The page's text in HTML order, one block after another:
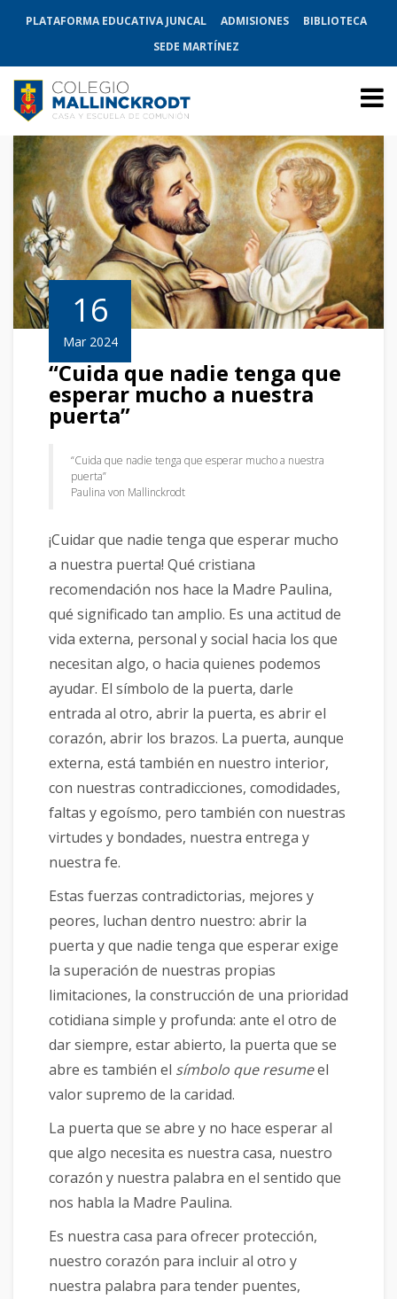
PLATAFORMA EDUCATIVA JUNCAL ADMISIONES
BIBLIOTECA
SEDE MARTÍNEZ
16
Mar 2024
“Cuida que nadie tenga que
esperar mucho a nuestra
puerta”
“Cuida que nadie tenga que esperar mucho a nuestra
puerta”
Paulina von Mallinckrodt
¡Cuidar que nadie tenga que esperar mucho
a nuestra puerta! Qué cristiana
recomendación nos hace la Madre Paulina,
qué significado tan amplio. Es una actitud de
vida externa, personal y social hacia los que
necesitan algo, o hacia quienes podemos
ayudar. El símbolo de la puerta, darle
entrada al otro, abrir la puerta, es abrir el
corazón, abrir los brazos. La puerta, aunque
externa, está también en nuestro interior,
con nuestras contradicciones, comodidades,
faltas y egoísmo, pero también con nuestras
virtudes y bondades, nuestra entrega y
nuestra fe.
Estas fuerzas contradictorias, mejores y
peores, luchan dentro nuestro: abrir la
puerta y que nadie tenga que esperar exige
la superación de nuestras propias
limitaciones, la construcción de una prioridad
cotidiana simple y profunda: ante el otro de
dar siempre, estar abierto, la puerta que se
abre es también el símbolo que resumeel
valor supremo de la caridad.
La puerta que se abre y no hace esperar al
que algo necesita es nuestra casa, nuestro
corazón y nuestra palabra en el sentido que
nos habla la Madre Paulina.
Es nuestra casa para ofrecer protección,
nuestro corazón para incluir al otro y
nuestra palabra para tender puentes,